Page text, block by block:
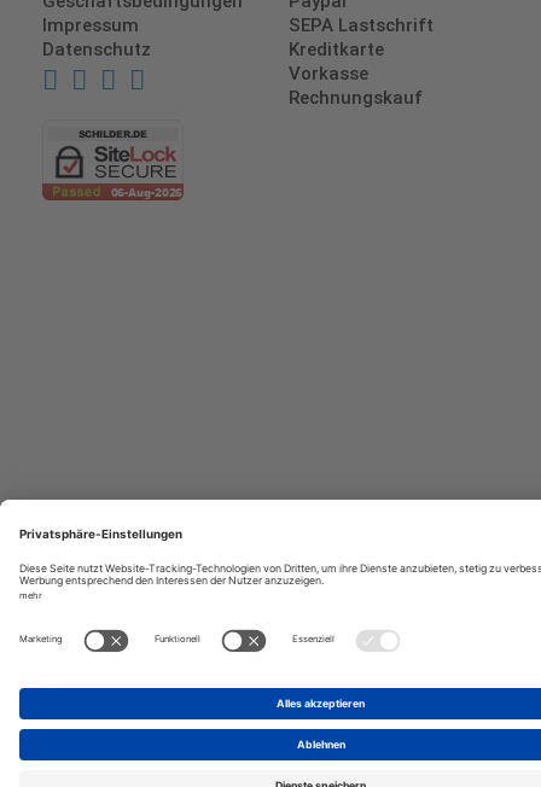
Impressum
Datenschutz
SEPA Lastschrift
Kreditkarte
Vorkasse
Rechnungskauf